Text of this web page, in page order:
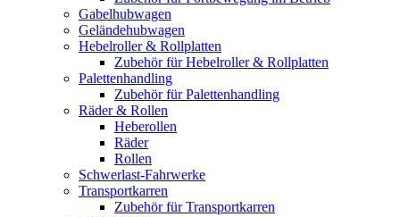
Gabelhubwagen
Geländehubwagen
Hebelroller & Rollplatten
Zubehör für Hebelroller & Rollplatten
Palettenhandling
Zubehör für Palettenhandling
Räder & Rollen
Heberollen
Räder
Rollen
Schwerlast-Fahrwerke
Transportkarren
Zubehör für Transportkarren